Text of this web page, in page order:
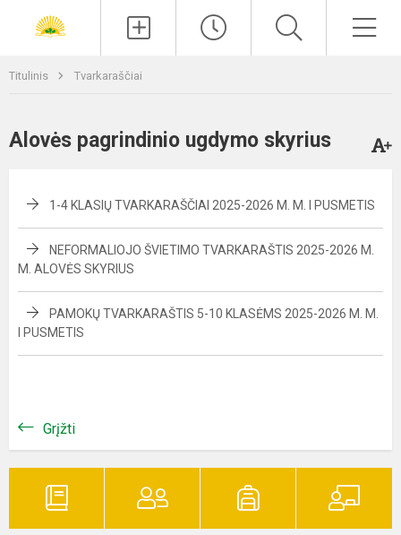
Titulinis Tvarkaraščiai
Alovės pagrindinio ugdymo skyrius
1-4 KLASIŲ TVARKARAŠČIAI 2025-2026 M. M. I PUSMETIS
NEFORMALIOJO ŠVIETIMO TVARKARAŠTIS 2025-2026 M.
M. ALOVĖS SKYRIUS
PAMOKŲ TVARKARAŠTIS 5-10 KLASĖMS 2025-2026 M. M.
I PUSMETIS
Grįžti